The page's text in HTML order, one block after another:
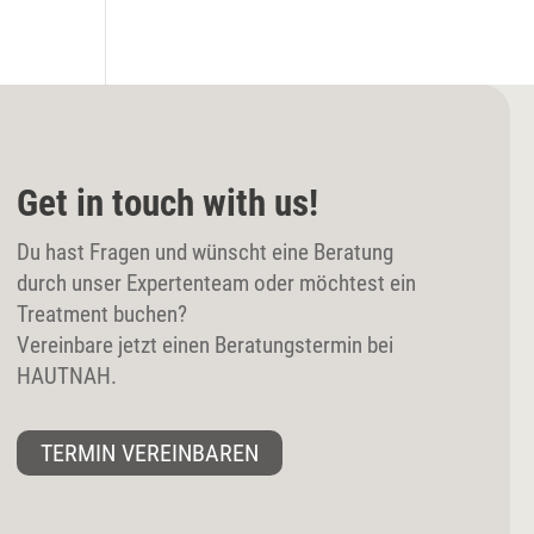
Get in touch with us!
Du hast Fragen und wünscht eine Beratung
durch unser Expertenteam oder möchtest ein
Treatment buchen?
Vereinbare jetzt einen Beratungstermin bei
HAUTNAH.
TERMIN VEREINBAREN